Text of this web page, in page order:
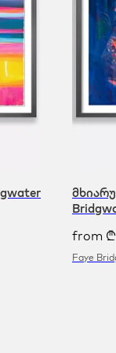
from ₾
Faye